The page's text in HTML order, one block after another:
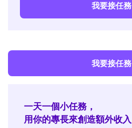
我要接任務
我要接任務
一天一個小任務，
用你的專長來創造額外收入